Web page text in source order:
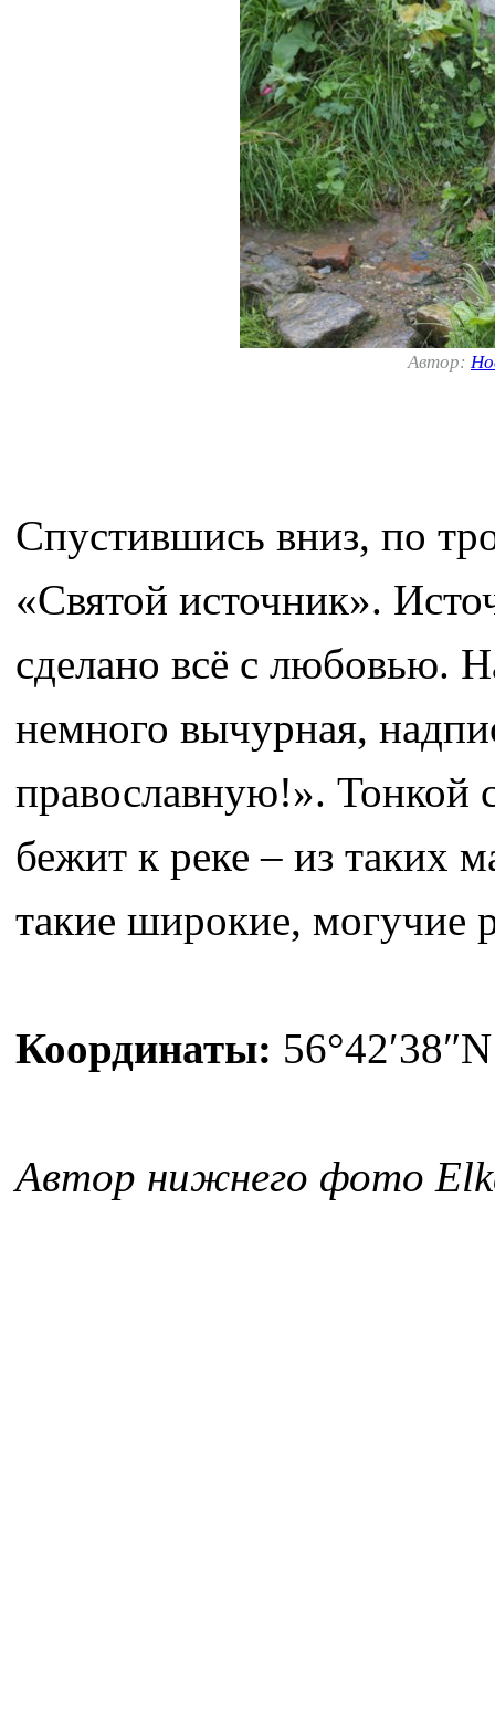
Автор:
Спустившись вниз, по
«Святой источник».
сделано всё с любовью.
немного вычурная,
православную!». Тонкой
бежит к реке – из таких
такие широкие, могучие
Координаты:
Автор нижнего фото